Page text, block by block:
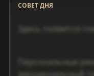
СОВЕТ ДНЯ
Здесь появится
Персональные